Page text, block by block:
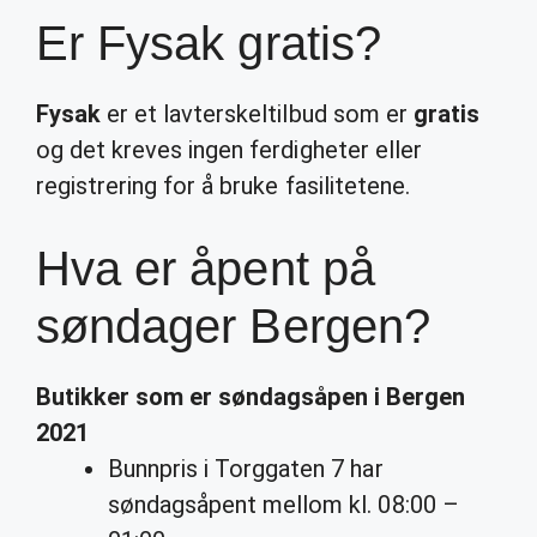
Er Fysak gratis?
Fysak er et lavterskeltilbud som er gratis
og det kreves ingen ferdigheter eller
registrering for å bruke fasilitetene.
Hva er åpent på
søndager Bergen?
Butikker som er søndagsåpen i Bergen
2021
Bunnpris i Torggaten 7 har
søndagsåpent mellom kl. 08:00 –